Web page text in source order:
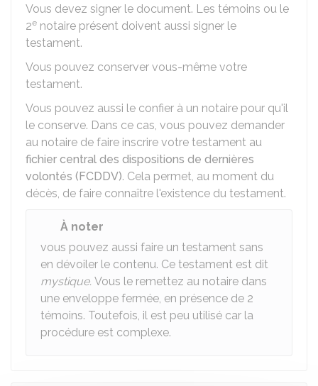
Vous devez signer le document. Les témoins ou le
2e notaire présent doivent aussi signer le
testament.
Vous pouvez conserver vous-même votre
testament.
Vous pouvez aussi le confier à un notaire pour qu'il
le conserve. Dans ce cas, vous pouvez demander
au notaire de faire inscrire votre testament au
fichier central des dispositions de dernières
volontés (FCDDV). Cela permet, au moment du
décès, de faire connaître l'existence du testament.
À noter
vous pouvez aussi faire un testament sans
en dévoiler le contenu. Ce testament est dit
mystique. Vous le remettez au notaire dans
une enveloppe fermée, en présence de 2
témoins. Toutefois, il est peu utilisé car la
procédure est complexe.